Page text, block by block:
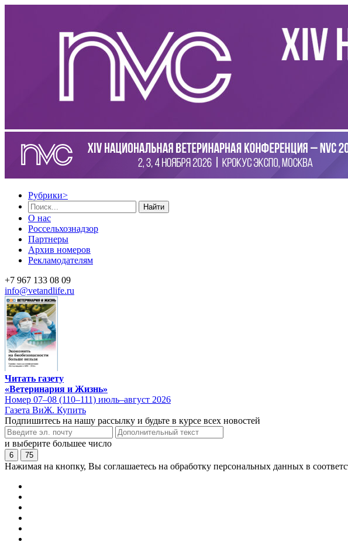
Рубрики>
Найти
О нас
Россельхознадзор
Партнеры
Архив номеров
Рекламодателям
+7 967 133 08 09
info@vetandlife.ru
Читать газету
«Ветеринария и Жизнь»
Номер 07–08 (110–111) июль–август 2026
Газета ВиЖ. Купить
Подпишитесь на нашу рассылку и будьте в курсе всех новостей
и выберите большее число
6 75
Нажимая на кнопку, Вы соглашаетесь на обработку персональных данных в